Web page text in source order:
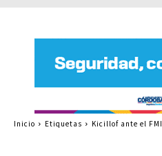
Inicio Etiquetas Kicillof ante el FMI